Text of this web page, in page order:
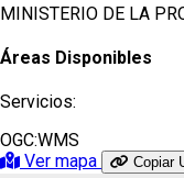
MINISTERIO DE LA
Áreas Disponibles
Servicios:
OGC:WMS
Ver mapa
Copiar